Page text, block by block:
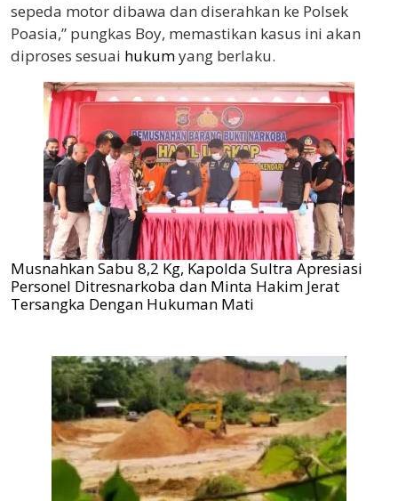
sepeda motor dibawa dan diserahkan ke Polsek
Poasia,” pungkas Boy, memastikan kasus ini akan
diproses sesuai hukumyang berlaku.
Musnahkan Sabu 8,2 Kg, Kapolda Sultra Apresiasi
Personel Ditresnarkoba dan Minta Hakim Jerat
Tersangka Dengan Hukuman Mati